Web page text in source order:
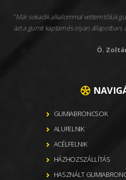
Már sokadik alkalommal vettem tőlük
azt a gumit kaptam és olyan
Ö.
GUMIABRONCSOK
ALUFELNIK
ACÉLFELNIK
HÁZHOZSZÁLLÍTÁS
HASZNÁLT